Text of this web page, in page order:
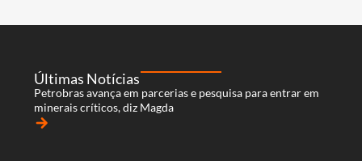
Últimas Notícias
Petrobras avança em parcerias e pesquisa para entrar em
minerais críticos, diz Magda
arrow_forward